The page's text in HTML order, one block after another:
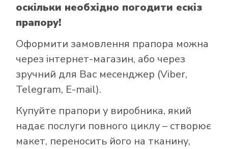
оскільки необхідно погодити ескіз
прапору!
Оформити замовлення прапора можна
через інтернет-магазин, або через
зручний для Вас месенджер (Viber,
Telegram, E-mail).
Купуйте прапори у виробника, який
надає послуги повного циклу – створює
макет, переносить його на тканину,